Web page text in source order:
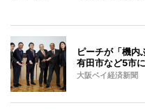
ピーチが「機内
有田市など5市
大阪ベイ経済新聞